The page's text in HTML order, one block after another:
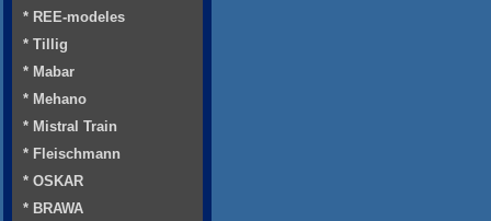
* REE-modeles
* Tillig
* Mabar
* Mehano
* Mistral Train
* Fleischmann
* OSKAR
* BRAWA